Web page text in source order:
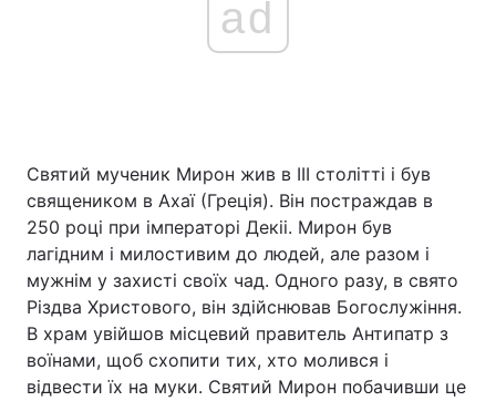
ad
Святий мученик Мирон жив ​​в III столітті і був
священиком в Ахаї (Греція). Він постраждав в
250 році при імператорі Декіі. Мирон був
лагідним і милостивим до людей, але разом і
мужнім у захисті своїх чад. Одного разу, в свято
Різдва Христового, він здійснював Богослужіння.
В храм увійшов місцевий правитель Антипатр з
воїнами, щоб схопити тих, хто молився і
відвести їх на муки. Святий Мирон побачивши це